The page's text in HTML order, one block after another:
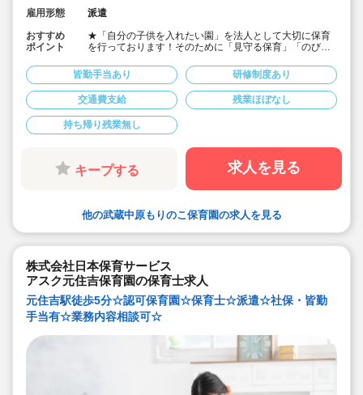
雇用形態
派遣
おすすめ
ポイント
★「自分の子供を入れたい園」を法人として大切に保育
を行っております！そのために「見守る保育」「のびの
す♪
★保育士専任のコンサルタントがあなたの派遣就業を安
心サポートいたします
★武蔵中原駅より徒歩13分の定員90名の認可保育園！
★時給1,600円の求人です！
★勤務条件等相談可能です！
キララサポートで派遣就業する3つのメリット
・求人提案から就業後のサポートまで専任コンサルタン
トが細やかに対応します
・手当や福利厚生については当社独自のサービスもご用
ったサポートに定評があります
皆勤手当あり 研修制度あり
交通費支給 残業ほぼなし
持ち帰り残業無し
キープする 求人を見る
他の武蔵中原もりのこ保育園の求人を見る
株式会社日本保育サービス
アスク元住吉保育園の保育士求人
元住吉駅徒歩5分☆認可保育園☆保育士☆派遣☆社保・皆勤
手当有☆業務内容相談可☆